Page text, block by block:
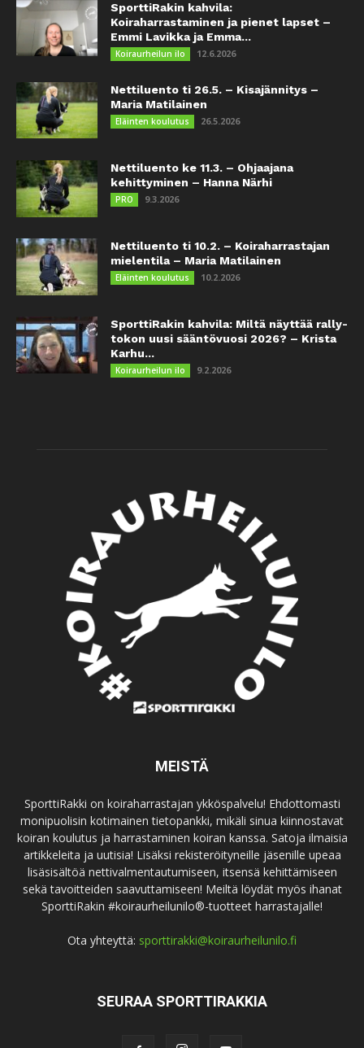
SporttiRakin kahvila:
Koiraharrastaminen ja pienet lapset –
Emmi Lavikka ja Emma...
Koiraurheilun ilo 12.6.2026
Nettiluento ti 26.5. – Kisajännitys –
Maria Matilainen
Eläinten koulutus 26.5.2026
Nettiluento ke 11.3. – Ohjaajana
kehittyminen – Hanna Närhi
PRO 9.3.2026
Nettiluento ti 10.2. – Koiraharrastajan
mielentila – Maria Matilainen
Eläinten koulutus 10.2.2026
SporttiRakin kahvila: Miltä näyttää rally-
tokon uusi sääntövuosi 2026? – Krista
Karhu...
Koiraurheilun ilo 9.2.2026
MEISTÄ
SporttiRakki on koiraharrastajan ykköspalvelu! Ehdottomasti
monipuolisin kotimainen tietopankki, mikäli sinua kiinnostavat
koiran koulutus ja harrastaminen koiran kanssa. Satoja ilmaisia
artikkeleita ja uutisia! Lisäksi rekisteröityneille jäsenille upeaa
lisäsisältöä nettivalmentautumiseen, itsensä kehittämiseen
sekä tavoitteiden saavuttamiseen! Meiltä löydät myös ihanat
SporttiRakin #koiraurheilunilo®-tuotteet harrastajalle!
Ota yhteyttä: sporttirakki@koiraurheilunilo.fi
SEURAA SPORTTIRAKKIA